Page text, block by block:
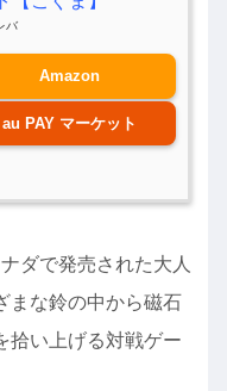
バ
Amazon
au PAY マーケット
ダで発売された大人
まな鈴の中から磁石
拾い上げる対戦ゲー